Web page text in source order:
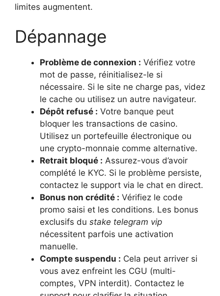
limites augmentent.
Dépannage
Problème de connexion : Vérifiez votre
mot de passe, réinitialisez-le si
nécessaire. Si le site ne charge pas, videz
le cache ou utilisez un autre navigateur.
Dépôt refusé : Votre banque peut
bloquer les transactions de casino.
Utilisez un portefeuille électronique ou
une crypto-monnaie comme alternative.
Retrait bloqué : Assurez-vous d’avoir
complété le KYC. Si le problème persiste,
contactez le support via le chat en direct.
Bonus non crédité : Vérifiez le code
promo saisi et les conditions. Les bonus
exclusifs du stake telegram vip
nécessitent parfois une activation
manuelle.
Compte suspendu : Cela peut arriver si
vous avez enfreint les CGU (multi-
comptes, VPN interdit). Contactez le